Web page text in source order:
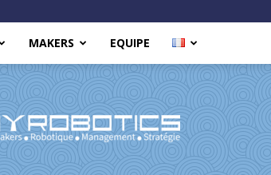
MAKERS EQUIPE